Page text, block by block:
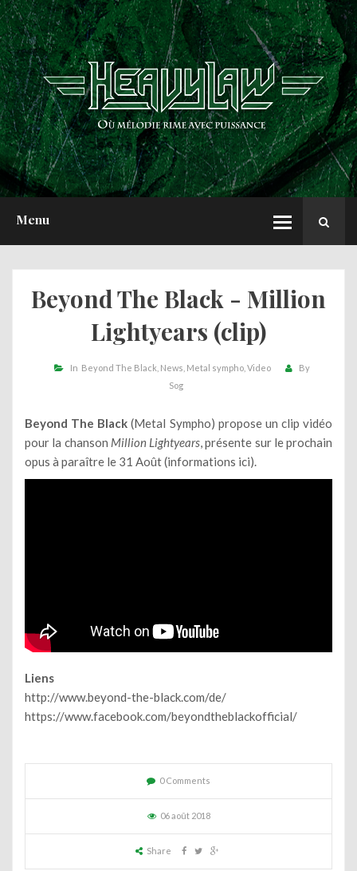
Menu
ACCUEIL
NEWS
CHRONIQUES
INTERVIEWS
REPORTS
A PROPOS
Beyond The Black - Million
Lightyears (clip)
In Beyond The Black News Metal sympho Video
By
Sog
Beyond The Black (Metal Sympho) propose un clip vidéo
pour la chanson Million Lightyears, présente sur le prochain
opus à paraître le 31 Août (informations ici).
Liens
http://www.beyond-the-black.com/de/
https://www.facebook.com/beyondtheblackofficial/
0 Comments
06 août 2018
Share